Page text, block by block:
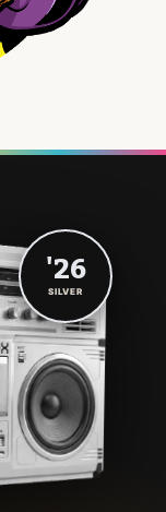
'26
SILVER